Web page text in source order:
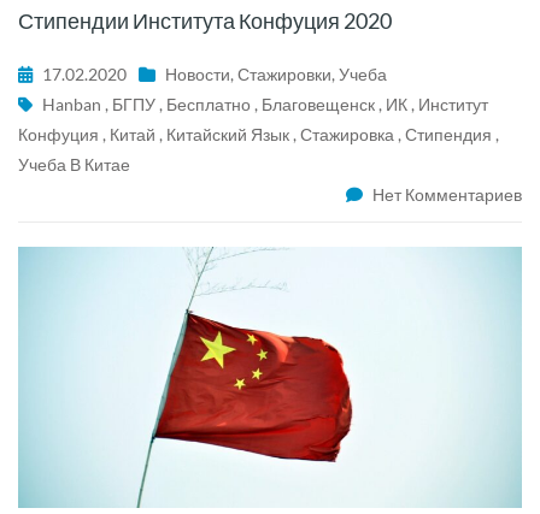
Стипендии Института Конфуция 2020
17.02.2020 Новости, Стажировки, Учеба
Hanban , БГПУ , Бесплатно , Благовещенск , ИК , Институт
Конфуция , Китай , Китайский Язык , Стажировка , Стипендия ,
Учеба В Китае
Нет Комментариев